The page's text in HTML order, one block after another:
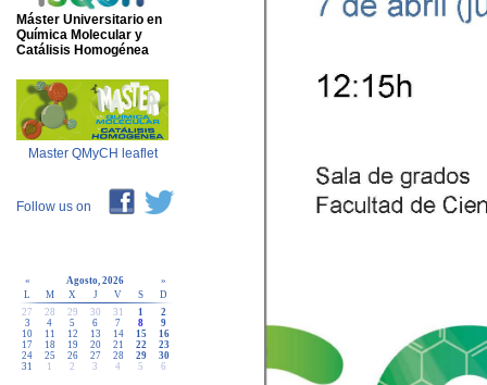
Máster Universitario en
Química Molecular y
Catálisis Homogénea
Master QMyCH leaflet
Follow us on
« Agosto, 2026
»
L
M X J V S
D
27
28 29 30 31 1
2
3
4 5 6 7 8
9
10
11 12 13 14 15
16
17
18 19 20 21 22
23
24
25 26 27 28 29
30
31
1 2 3 4 5 6